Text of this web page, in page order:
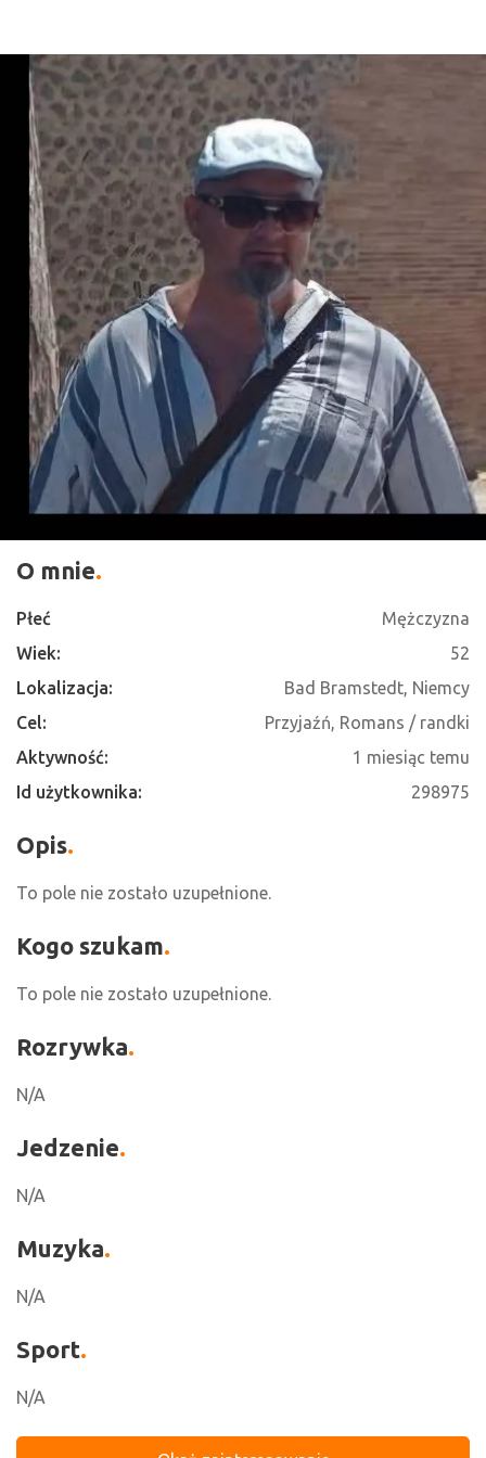
O mnie
Płeć
Mężczyzna
Wiek:
52
Lokalizacja:
Bad Bramstedt, Niemcy
Cel:
Przyjaźń, Romans / randki
Aktywność:
1 miesiąc temu
Id użytkownika:
298975
Opis
To pole nie zostało uzupełnione.
Kogo szukam
To pole nie zostało uzupełnione.
Rozrywka
N/A
Jedzenie
N/A
Muzyka
N/A
Sport
N/A